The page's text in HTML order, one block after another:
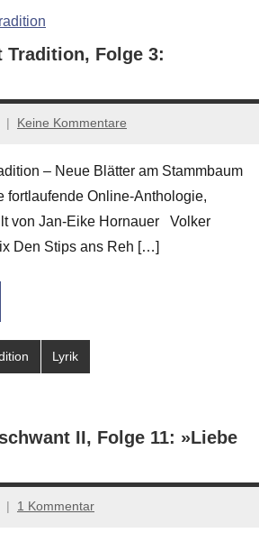
Tradition, Folge 3:
Keine Kommentare
– Neue Blätter am Stammbaum
fortlaufende Online-Anthologie,
von Jan-Eike Hornauer Volker
Den Stips ans Reh […]
Lyrik
II, Folge 11: »Liebe
1 Kommentar